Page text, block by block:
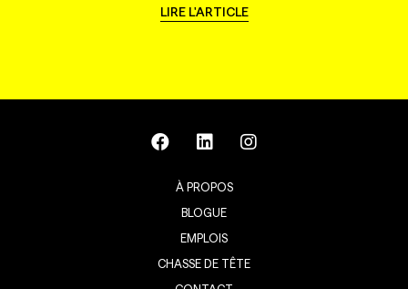
LIRE L'ARTICLE
À PROPOS
BLOGUE
EMPLOIS
CHASSE DE TÊTE